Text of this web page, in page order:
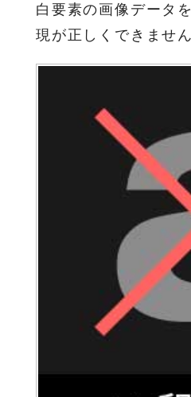
白要素の画像データ
現が正しくできません